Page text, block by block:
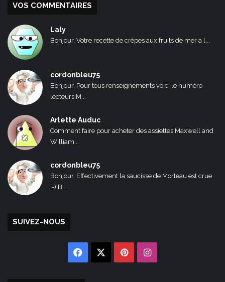
VOS COMMENTAIRES
Laly
Bonjour, Votre recette de crêpes aux fruits de mer a l...
cordonbleu75
Bonjour, Pour tous renseignements voici le numéro
lecteurs M...
Arlette Auduc
Comment faire pour acheter des assiettes Maxwell and
William...
cordonbleu75
Bonjour, Effectivement la saucisse de Morteau est crue
:-) B...
SUIVEZ-NOUS
Facebook PinterestInstagram